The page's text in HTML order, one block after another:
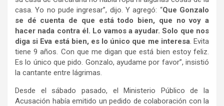
casa. Yo no pude ingresar”, dijo. Y agregó: “Que Gonzalo
se dé cuenta de que está todo bien, que no voy a
hacer nada contra él. Lo vamos a ayudar. Solo que nos
diga si Eva está bien, es lo único que me interesa. Evita
tiene 9 años. Con que me digan que está bien estoy feliz.
Es lo único que pido. Gonzalo, ayudame por favor”, insistió
la cantante entre lágrimas.
Desde el sábado pasado, el Ministerio Público de la
Acusación había emitido un pedido de colaboración con la